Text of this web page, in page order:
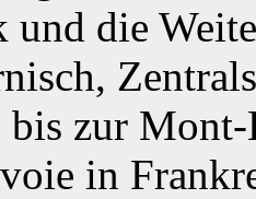
die
bis zur
in